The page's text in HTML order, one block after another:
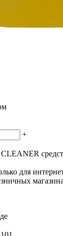
+
для